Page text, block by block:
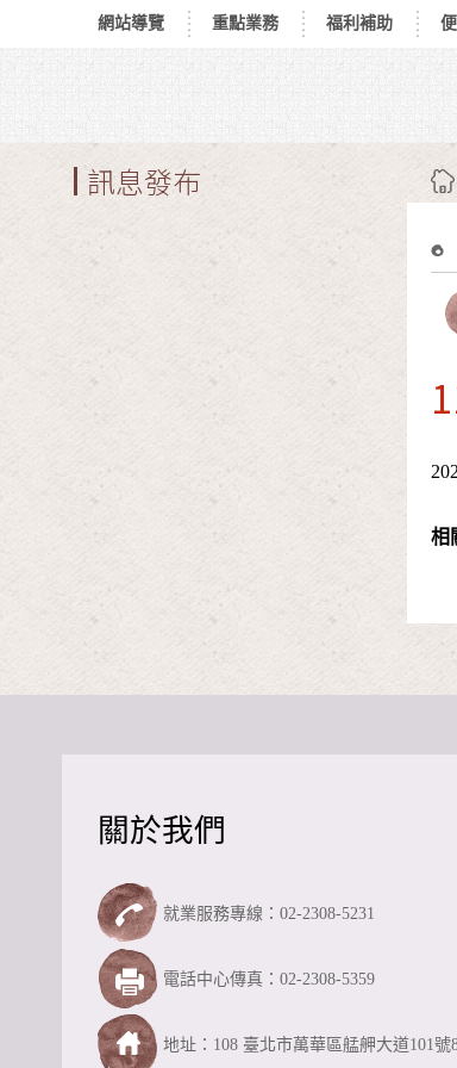
跳到主要內容區塊
網站導覽 重點業務 福利補助
訊息發布
相
關於我們
就業服務專線：02-2308-5231
電話中心傳真：02-2308-5359
地址：108 臺北市萬華區艋舺大道101號